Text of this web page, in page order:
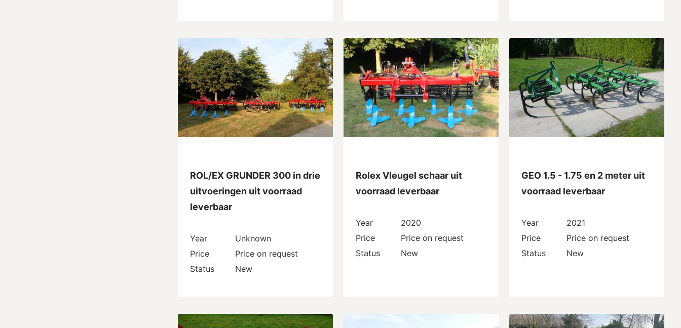
ROL/EX GRUNDER 300 in drie
uitvoeringen uit voorraad
leverbaar
Year
Unknown
Price
Price on request
Status
New
Rolex Vleugel schaar uit
voorraad leverbaar
Year
2020
Price
Price on request
Status
New
GEO 1.5 - 1.75 en 2 meter uit
voorraad leverbaar
Year
2021
Price
Price on request
Status
New